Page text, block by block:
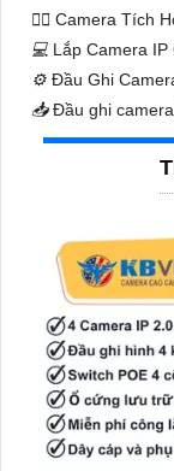
🧛‍♀️ Camera Tích
💻 Lắp Camera IP
⚙️ Đầu Ghi
📥Đầu ghi